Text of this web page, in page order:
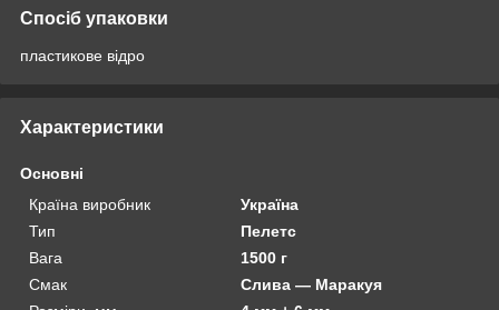
Спосіб упаковки
пластикове відро
Характеристики
Основні
Країна виробник
Україна
Тип
Пелетс
Вага
1500 г
Смак
Слива — Маракуя